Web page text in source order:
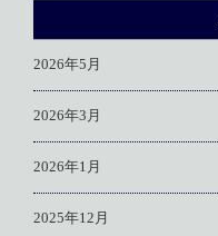
2026年5月
2026年3月
2026年1月
2025年12月